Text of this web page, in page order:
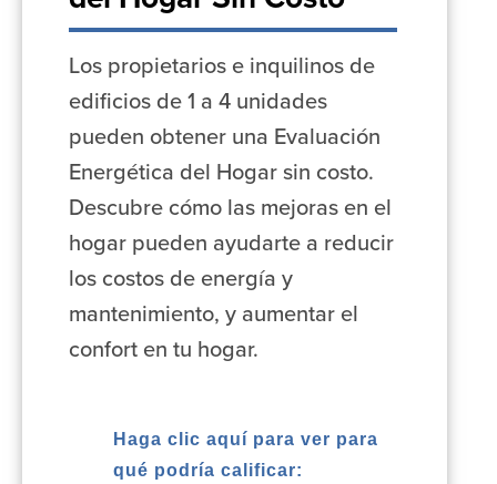
Los propietarios e inquilinos de
edificios de 1 a 4 unidades
pueden obtener una Evaluación
Energética del Hogar sin costo.
Descubre cómo las mejoras en el
hogar pueden ayudarte a reducir
los costos de energía y
mantenimiento, y aumentar el
confort en tu hogar.
Haga clic aquí para ver para
qué podría calificar: